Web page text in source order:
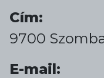
Cím:
9700
E-mail: